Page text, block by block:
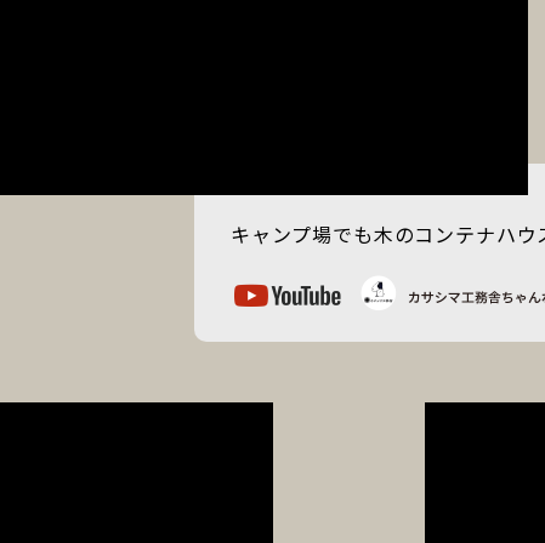
キャンプ場でも木のコンテナハウ